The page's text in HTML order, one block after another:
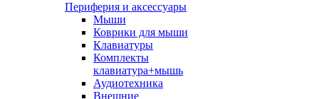
Периферия и аксессуары
Мыши
Коврики для мыши
Клавиатуры
Комплекты
клавиатура+мышь
Аудиотехника
Внешние